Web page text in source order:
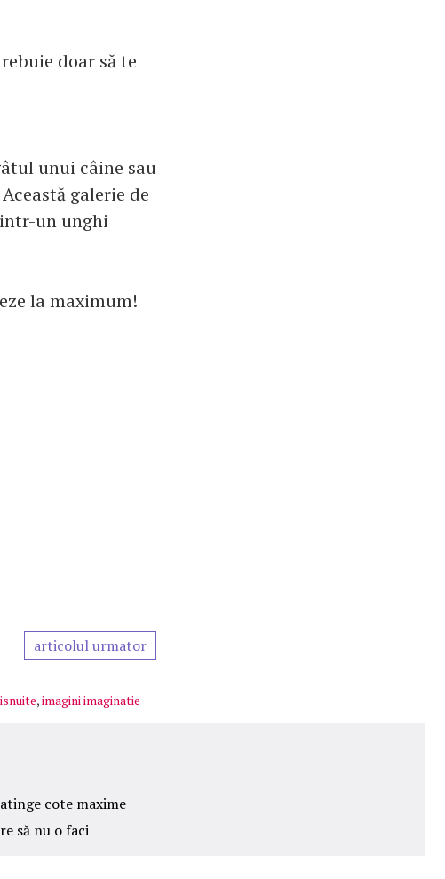
doar să te
unui câine sau
galerie de
un unghi
la maximum!
articolul urmator
,imagini imaginatie
cote maxime
să nu o faci